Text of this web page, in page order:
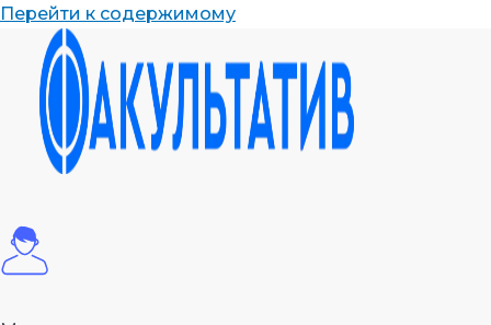
Перейти к содержимому